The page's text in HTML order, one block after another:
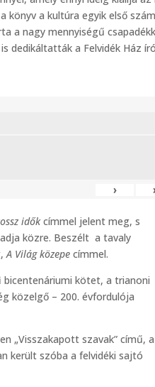
könyv a kultúra egyik első
a nagy mennyiségű
dedikáltatták a Felvidék Ház
›
időkcímmel jelent meg, s
közre. Beszélt a tavaly
A Világ közepe címmel.
kötet, a trianoni
közelgő – 200. évfordulója
„Visszakapott szavak” című, a
került szóba a felvidéki sajtó